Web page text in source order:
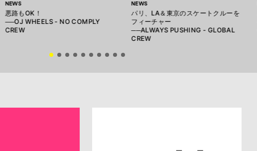
NEWS
悪路もOK！
──OJ WHEELS - NO COMPLY
CREW
NEWS
パリ、LA＆東京のスケートクルーを
フィーチャー
──ALWAYS PUSHING - GLOBAL
CREW